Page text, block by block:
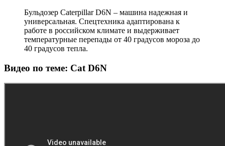
Бульдозер Caterpillar D6N – машина надежная и
универсальная. Спецтехника адаптирована к
работе в российском климате и выдерживает
температурные перепады от 40 градусов мороза до
40 градусов тепла.
Видео по теме: Cat D6N